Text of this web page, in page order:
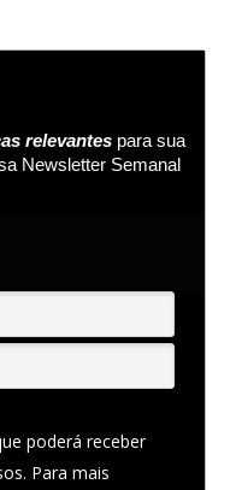
relevantes para sua
Newsletter Semanal
poderá receber
Para mais